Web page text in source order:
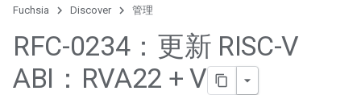
Fuchsia Discover 管理
RFC-0234：更新 RISC-V
ABI：RVA22 + V